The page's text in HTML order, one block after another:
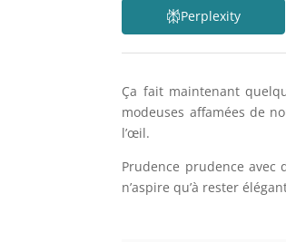
Perplexity
Ça fait maintenant
modeuses affamées de
l’œil.
Prudence prudence avec
n’aspire qu’à rester